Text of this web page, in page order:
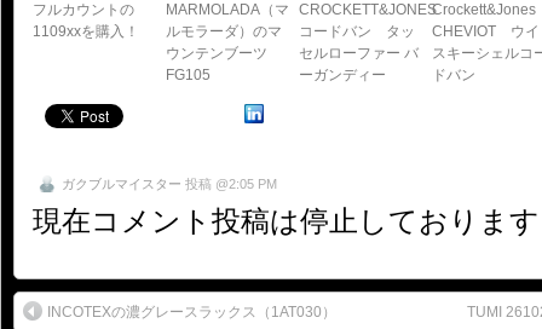
フルカウントの
1109xxを購入！
MARMOLADA（マ
ルモラーダ）のマ
ウンテンブーツ
FG105
CROCKETT&JONES
コードバン タッ
セルローファー バ
ーガンディー
Crockett&Jones
CHEVIOT ウイ
スキーシェルコ
ドバン
ガクブルマイスター 投稿 @2:05 PM
現在コメント投稿は停止しておりま
INCOTEXの濃グレースラックス（1AT030） TUMI